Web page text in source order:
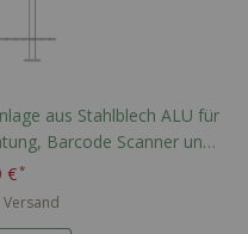
aus Stahlblech ALU für
Barcode Scanner und
nach Wahl
€
Versand